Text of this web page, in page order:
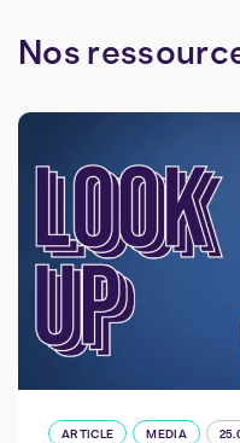
Nos
ARTICLE MEDIA